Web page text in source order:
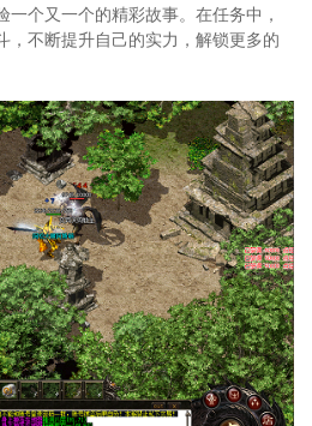
个又一个的精彩故事。在任务中，
，不断提升自己的实力，解锁更多的